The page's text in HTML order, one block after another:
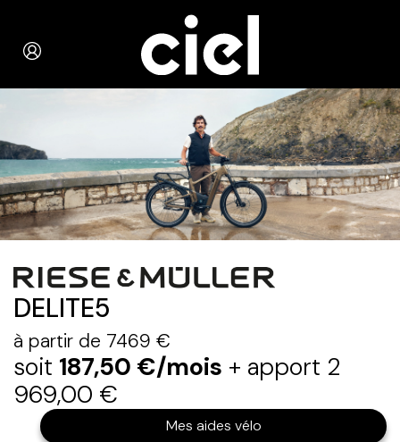
DELITE5
à partir de 7469 €
soit 187,50 €/mois + apport 2
969,00 €
Mes aides vélo